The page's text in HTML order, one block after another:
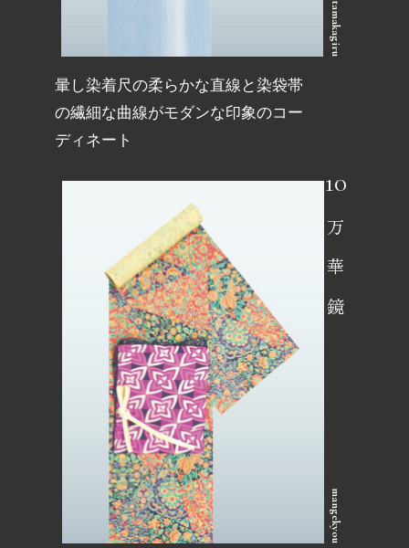
結び桜
tamakagiru
暈し染着尺の柔らかな直線と染袋帯
の繊細な曲線がモダンな印象のコー
ディネート
万華鏡
mangekyou